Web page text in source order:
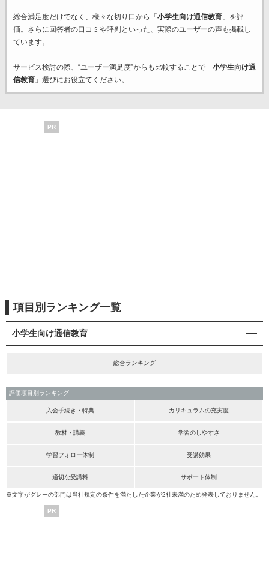
総合満足度だけでなく、様々な切り口から「 小学生向け通信教育」を評
価。さらに回答者の口コミや評判といった、実際のユーザーの声も掲載し
ています。
サービス検討の際、“ユーザー満足度”からも比較することで「 小学生向け通
信教育」選びにお役立てください。
PR
項目別ランキング一覧
小学生向け通信教育
総合ランキング
評価項目別ランキング
入会手続き・特典 カリキュラムの充実度
教材・講義 学習のしやすさ
学習フォロー体制 受講効果
適切な受講料 サポート体制
※文字がグレーの部門は当社規定の条件を満たした企業が2社未満のため発表しておりません。
PR